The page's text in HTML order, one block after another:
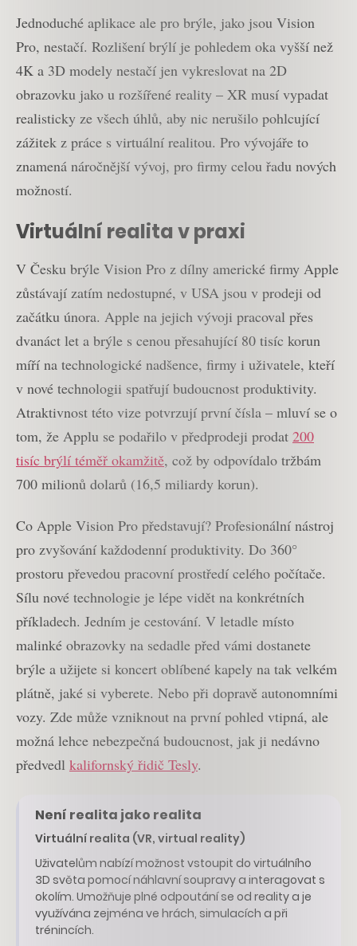
Jednoduché aplikace ale pro brýle, jako jsou Vision
Pro, nestačí. Rozlišení brýlí je pohledem oka vyšší než
4K a 3D modely nestačí jen vykreslovat na 2D
obrazovku jako u rozšířené reality – XR musí vypadat
realisticky ze všech úhlů, aby nic nerušilo pohlcující
zážitek z práce s virtuální realitou. Pro vývojáře to
znamená náročnější vývoj, pro firmy celou řadu nových
možností.
Virtuální realita v praxi
V Česku brýle Vision Pro z dílny americké firmy Apple
zůstávají zatím nedostupné, v USA jsou v prodeji od
začátku února. Apple na jejich vývoji pracoval přes
dvanáct let a brýle s cenou přesahující 80 tisíc korun
míří na technologické nadšence, firmy i uživatele, kteří
v nové technologii spatřují budoucnost produktivity.
Atraktivnost této vize potvrzují první čísla – mluví se o
tom, že Applu se podařilo v předprodeji prodat 200
tisíc brýlí téměř okamžitě, což by odpovídalo tržbám
700 milionů dolarů (16,5 miliardy korun).
Co Apple Vision Pro představují? Profesionální nástroj
pro zvyšování každodenní produktivity. Do 360°
prostoru převedou pracovní prostředí celého počítače.
Sílu nové technologie je lépe vidět na konkrétních
příkladech. Jedním je cestování. V letadle místo
malinké obrazovky na sedadle před vámi dostanete
brýle a užijete si koncert oblíbené kapely na tak velkém
plátně, jaké si vyberete. Nebo při dopravě autonomními
vozy. Zde může vzniknout na první pohled vtipná, ale
možná lehce nebezpečná budoucnost, jak ji nedávno
předvedl kalifornský řidič Tesly.
Není realita jako realita
Virtuální realita (VR, virtual reality)
Uživatelům nabízí možnost vstoupit do virtuálního
3D světa pomocí náhlavní soupravy a interagovat s
okolím. Umožňuje plné odpoutání se od reality a je
využívána zejména ve hrách, simulacích a při
trénincích.